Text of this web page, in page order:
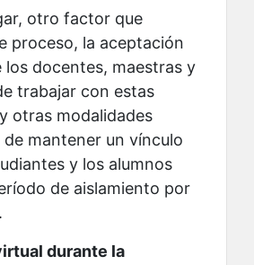
otro factor que
proceso, la aceptación
docentes, maestras y
trabajar con estas
otras modalidades
mantener un vínculo
y los alumnos
de aislamiento por
durante la